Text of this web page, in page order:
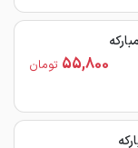
55,800 تومان